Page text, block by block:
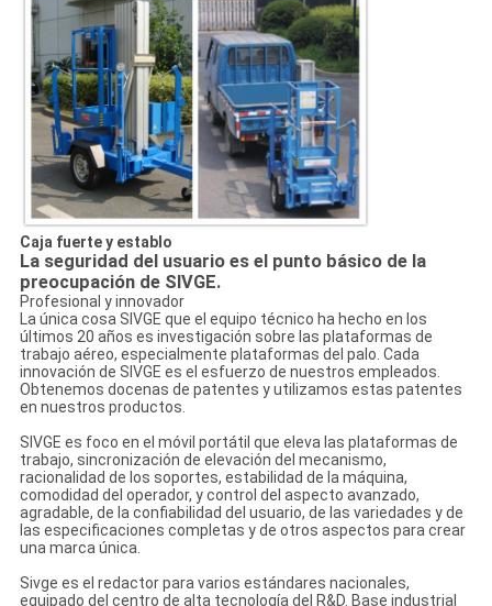
Caja fuerte y establo
La seguridad del usuario es el punto básico de la
preocupación de SIVGE.
Profesional y innovador
La única cosa SIVGE que el equipo técnico ha hecho en los
últimos 20 años es investigación sobre las plataformas de
trabajo aéreo, especialmente plataformas del palo. Cada
innovación de SIVGE es el esfuerzo de nuestros empleados.
Obtenemos docenas de patentes y utilizamos estas patentes
en nuestros productos.
SIVGE es foco en el móvil portátil que eleva las plataformas de
trabajo, sincronización de elevación del mecanismo,
racionalidad de los soportes, estabilidad de la máquina,
comodidad del operador, y control del aspecto avanzado,
agradable, de la confiabilidad del usuario, de las variedades y de
las especificaciones completas y de otros aspectos para crear
una marca única.
Sivge es el redactor para varios estándares nacionales,
equipado del centro de alta tecnología del R&D. Base industrial